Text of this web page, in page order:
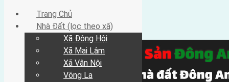
Trang Chủ
Nhà Đất (lọc theo xã)
Xã Đông Hội
Xã Mai Lâm
Xã Vân Nội
Võng La